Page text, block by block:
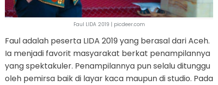
Faul LIDA 2019 | picdeer.com
Faul adalah peserta LIDA 2019 yang berasal dari Aceh.
Ia menjadi favorit masyarakat berkat penampilannya
yang spektakuler. Penampilannya pun selalu ditunggu
oleh pemirsa baik di layar kaca maupun di studio. Pada